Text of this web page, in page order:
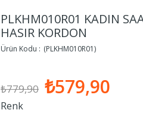
PLKHM010R01 KADIN
HASIR KORDON
(PLKHM010R01)
₺779,90 ₺579,90
Renk